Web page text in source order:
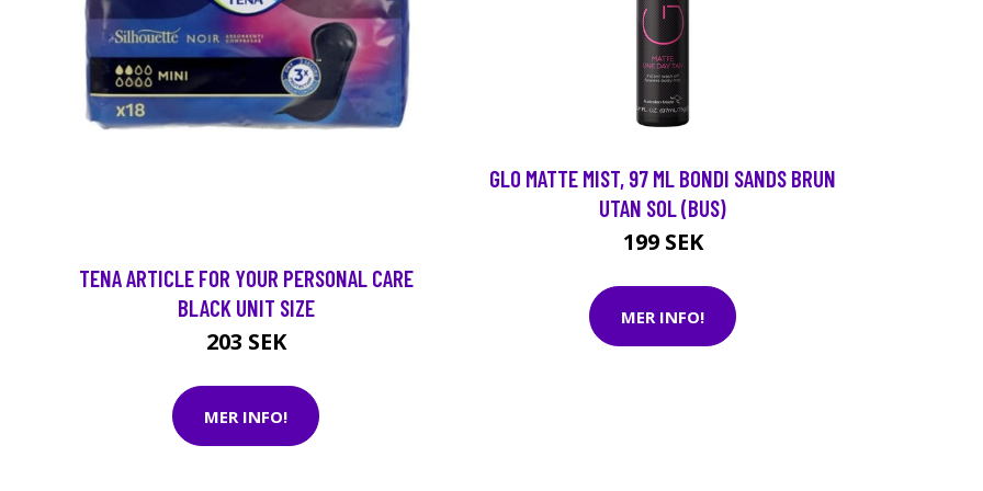
TENA ARTICLE FOR YOUR PERSONAL CARE
BLACK UNIT SIZE
203 SEK
MER INFO!
GLO MATTE MIST, 97 ML BONDI SANDS BRUN
UTAN SOL (BUS)
199 SEK
MER INFO!